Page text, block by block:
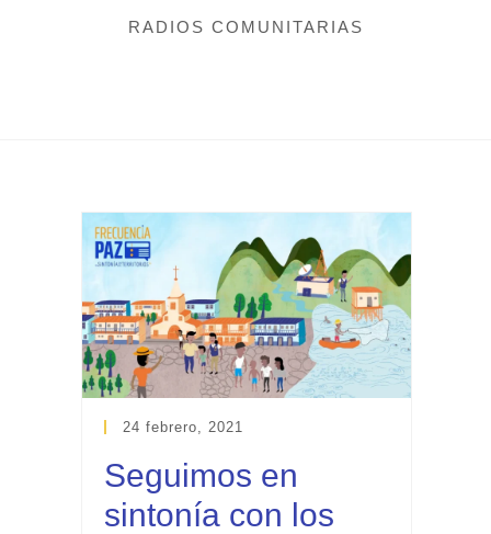
RADIOS COMUNITARIAS
24 febrero, 2021
Seguimos en
sintonía con los